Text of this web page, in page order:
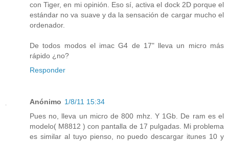
con Tiger, en mi opinión. Eso sí, activa el dock 2D porque el
estándar no va suave y da la sensación de cargar mucho el
ordenador.
De todos modos el imac G4 de 17" lleva un micro más
rápido ¿no?
Responder
Anónimo 1/8/11 15:34
Pues no, lleva un micro de 800 mhz. Y 1Gb. De ram es el
modelo( M8812 ) con pantalla de 17 pulgadas. Mi problema
es similar al tuyo pienso, no puedo descargar itunes 10 y